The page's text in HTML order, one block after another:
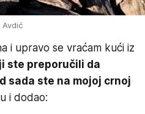
i upravo se vraćam kući iz
ste preporučili da
sada ste na mojoj crnoj
i dodao: